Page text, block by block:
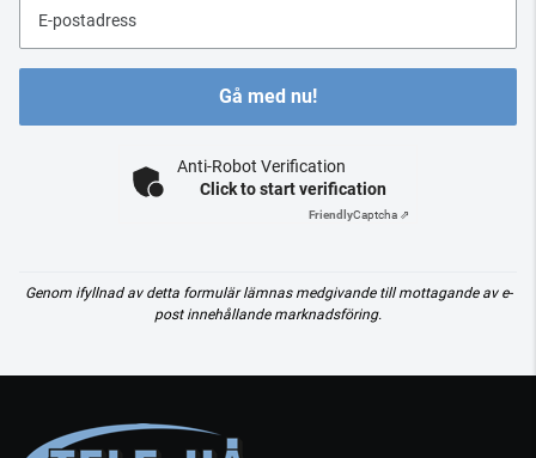
E-postadress
Gå med nu!
Anti-Robot Verification
Click to start verification
FriendlyCaptcha ⇗
Genom ifyllnad av detta formulär lämnas medgivande till mottagande av e-
post innehållande marknadsföring.